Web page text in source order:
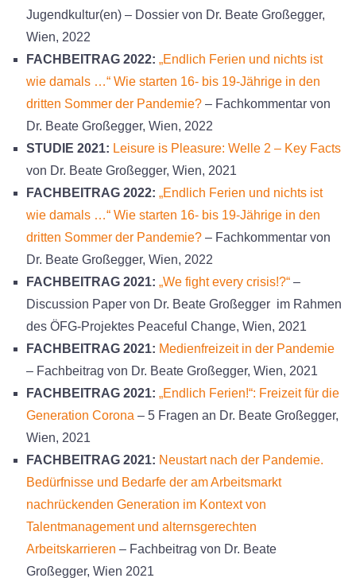
Jugendkultur(en) – Dossier von Dr. Beate Großegger,
Wien, 2022
FACHBEITRAG 2022: „Endlich Ferien und nichts ist
wie damals …“ Wie starten 16- bis 19-Jährige in den
dritten Sommer der Pandemie?– Fachkommentar von
Dr. Beate Großegger, Wien, 2022
STUDIE 2021: Leisure is Pleasure: Welle 2 – Key Facts
von Dr. Beate Großegger, Wien, 2021
FACHBEITRAG 2022: „Endlich Ferien und nichts ist
wie damals …“ Wie starten 16- bis 19-Jährige in den
dritten Sommer der Pandemie? – Fachkommentar von
Dr. Beate Großegger, Wien, 2022
FACHBEITRAG 2021: „We fight every crisis!?“–
Discussion Paper von Dr. Beate Großegger im Rahmen
des ÖFG-Projektes Peaceful Change, Wien, 2021
FACHBEITRAG 2021: Medienfreizeit in der Pandemie
– Fachbeitrag von Dr. Beate Großegger, Wien, 2021
FACHBEITRAG 2021: „Endlich Ferien!“: Freizeit für die
Generation Corona – 5 Fragen an Dr. Beate Großegger,
Wien, 2021
FACHBEITRAG 2021: Neustart nach der Pandemie.
Bedürfnisse und Bedarfe der am Arbeitsmarkt
nachrückenden Generation im Kontext von
Talentmanagement und alternsgerechten
Arbeitskarrieren – Fachbeitrag von Dr. Beate
Großegger, Wien 2021